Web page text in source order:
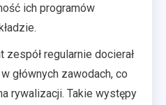
ich programów
regularnie docierał
głównych zawodach, co
rywalizacji. Takie występy